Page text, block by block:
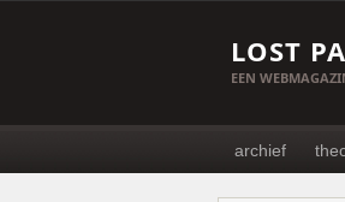
LOST
EEN
archief